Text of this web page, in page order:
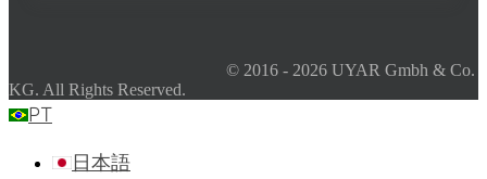
© 2016 - 2026 UYAR Gmbh & Co.
KG. All Rights Reserved.
PT
日本語